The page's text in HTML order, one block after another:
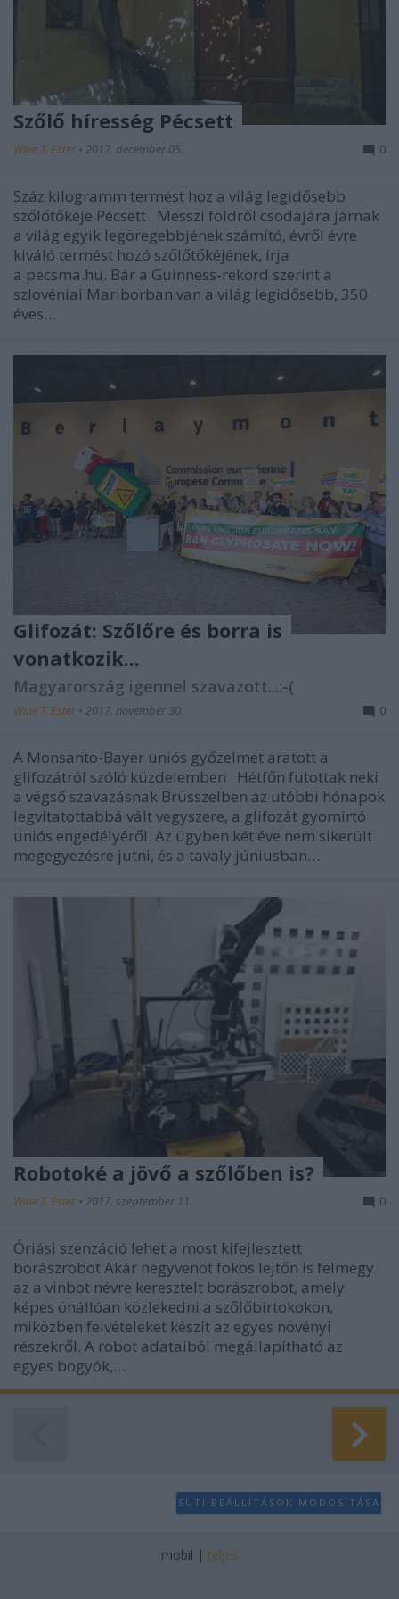
Szőlő híresség Pécsett
Wine T. Ester • 2017. december 05. 0
Száz kilogramm termést hoz a világ legidősebb
szőlőtőkéje Pécsett Messzi földről csodájára járnak
a világ egyik legöregebbjének számító, évről évre
kiváló termést hozó szőlőtőkéjének, írja
a pecsma.hu. Bár a Guinness-rekord szerint a
szlovéniai Mariborban van a világ legidősebb, 350
éves…
Glifozát: Szőlőre és borra is
vonatkozik...
Magyarország igennel szavazott...:-(
Wine T. Ester • 2017. november 30. 0
A Monsanto-Bayer uniós győzelmet aratott a
glifozátról szóló küzdelemben Hétfőn futottak neki
a végső szavazásnak Brüsszelben az utóbbi hónapok
legvitatottabbá vált vegyszere, a glifozát gyomirtó
uniós engedélyéről. Az ügyben két éve nem sikerült
megegyezésre jutni, és a tavaly júniusban…
Robotoké a jövő a szőlőben is?
Wine T. Ester • 2017. szeptember 11. 0
Óriási szenzáció lehet a most kifejlesztett
borászrobot Akár negyvenöt fokos lejtőn is felmegy
az a vinbot névre keresztelt borászrobot, amely
képes önállóan közlekedni a szőlőbirtokokon,
miközben felvételeket készít az egyes növényi
részekről. A robot adataiból megállapítható az
egyes bogyók,…
SÜTI BEÁLLÍTÁSOK MÓDOSÍTÁSA
mobil | teljes